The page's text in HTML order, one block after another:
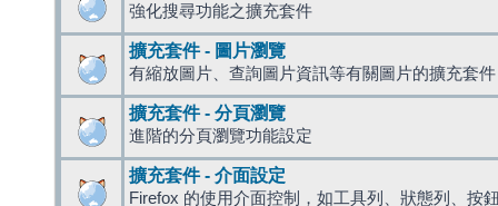
強化搜尋功能之擴充套件
擴充套件 - 圖片瀏覽
有縮放圖片、查詢圖片資訊等有關圖片的擴充套件
擴充套件 - 分頁瀏覽
進階的分頁瀏覽功能設定
擴充套件 - 介面設定
Firefox 的使用介面控制，如工具列、狀態列、按